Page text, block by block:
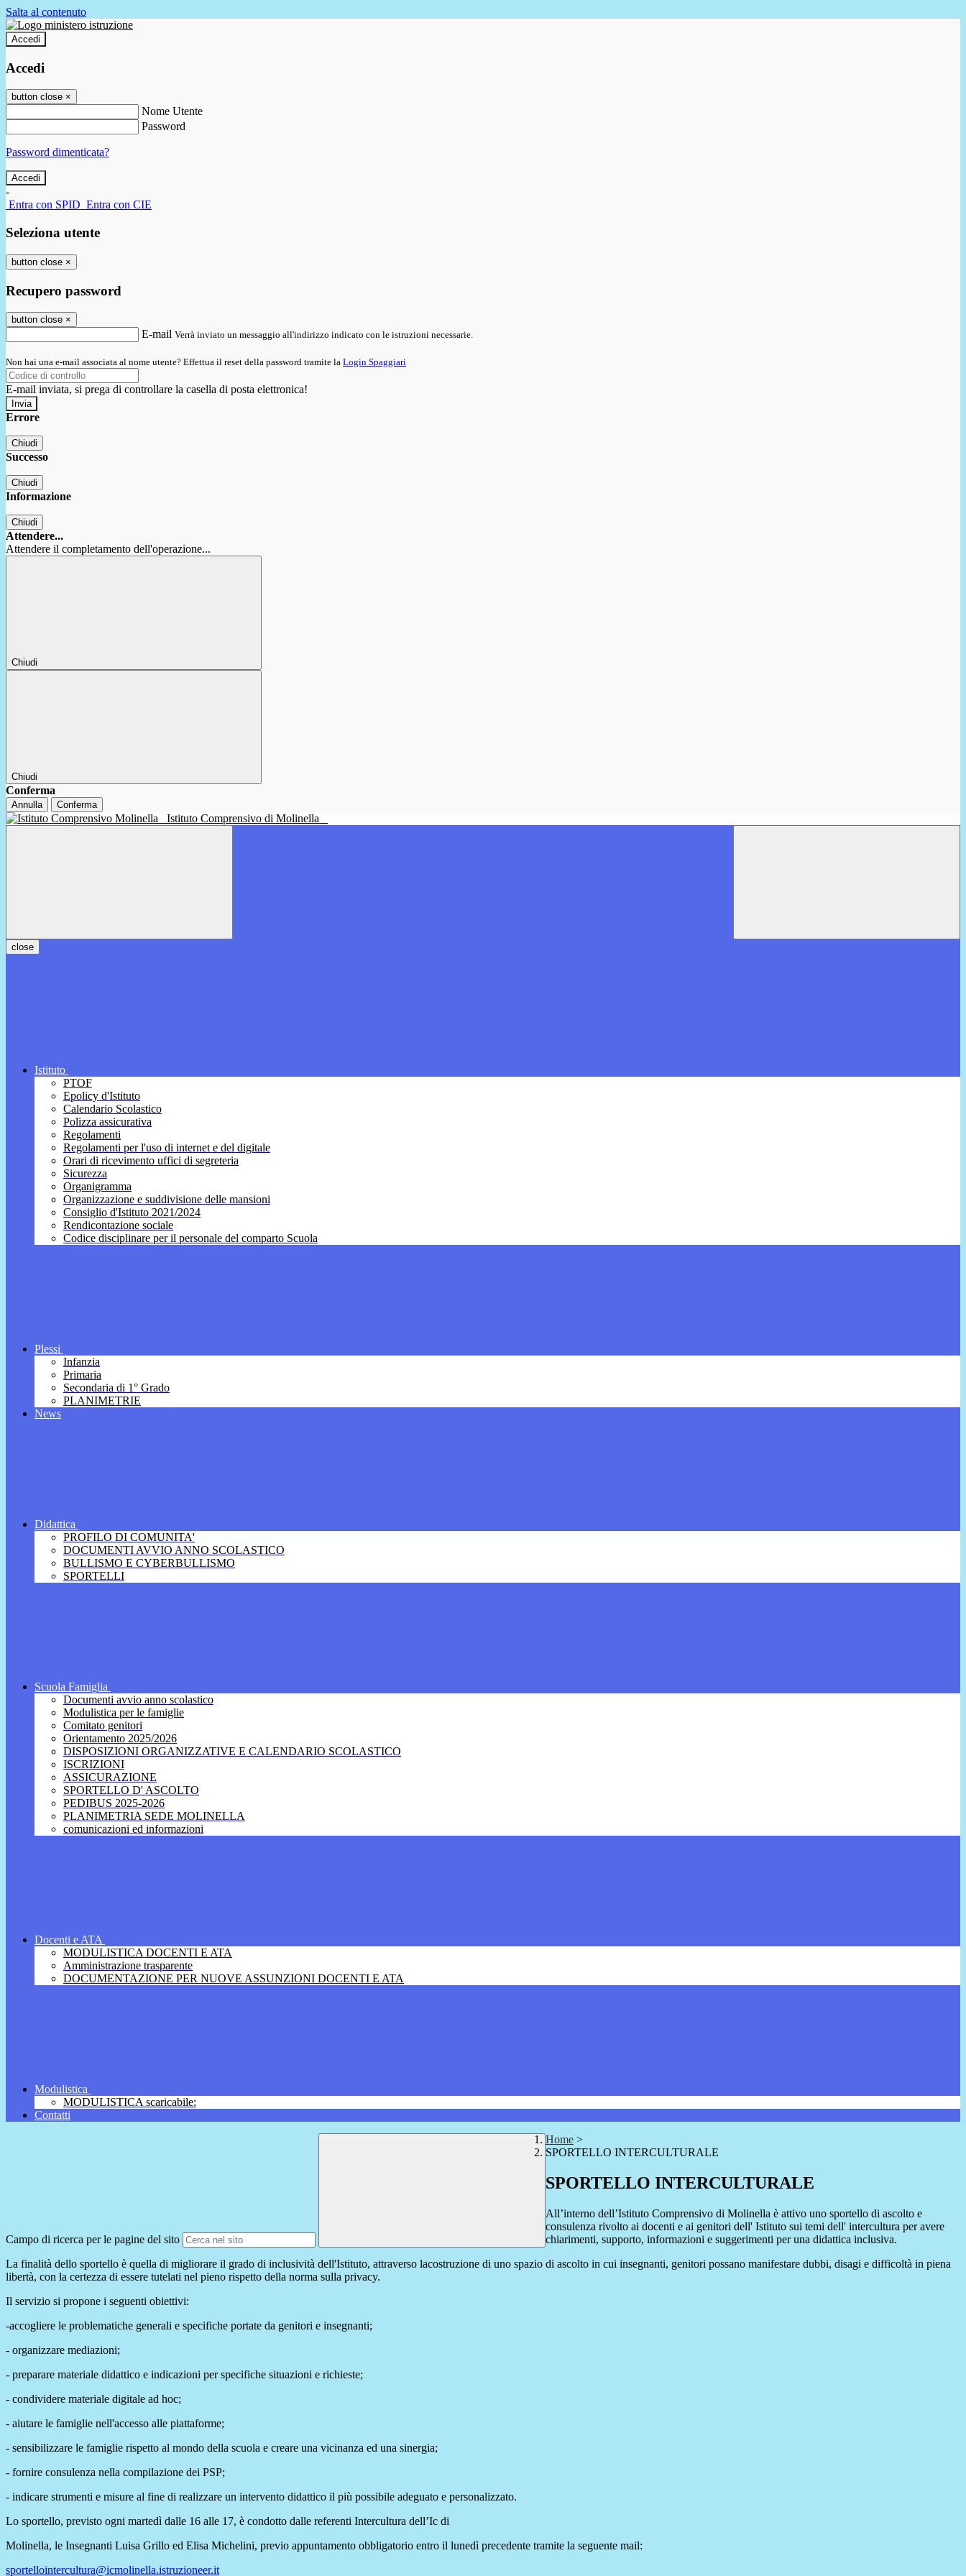
Salta al contenuto
Accedi
Accedi
button close ×
Nome Utente
Password
Password dimenticata?
-
Entra con SPID Entra con CIE
Seleziona utente
button close ×
Recupero password
button close ×
E-mail Verrà inviato un messaggio all'indirizzo indicato con le istruzioni necessarie.
Non hai una e-mail associata al nome utente? Effettua il reset della password tramite la Login Spaggiari
E-mail inviata, si prega di controllare la casella di posta elettronica!
Errore
Chiudi
Successo
Chiudi
Informazione
Chiudi
Attendere...
Attendere il completamento dell'operazione...
Chiudi
Chiudi
Conferma
Annulla Conferma
Istituto Comprensivo di Molinella
close
Istituto
PTOF
Epolicy d'Istituto
Calendario Scolastico
Polizza assicurativa
Regolamenti
Regolamenti per l'uso di internet e del digitale
Orari di ricevimento uffici di segreteria
Sicurezza
Organigramma
Organizzazione e suddivisione delle mansioni
Consiglio d'Istituto 2021/2024
Rendicontazione sociale
Codice disciplinare per il personale del comparto Scuola
Plessi
Infanzia
Primaria
Secondaria di 1° Grado
PLANIMETRIE
News
Didattica
PROFILO DI COMUNITA'
DOCUMENTI AVVIO ANNO SCOLASTICO
BULLISMO E CYBERBULLISMO
SPORTELLI
Scuola Famiglia
Documenti avvio anno scolastico
Modulistica per le famiglie
Comitato genitori
Orientamento 2025/2026
DISPOSIZIONI ORGANIZZATIVE E CALENDARIO SCOLASTICO
ISCRIZIONI
ASSICURAZIONE
SPORTELLO D' ASCOLTO
PEDIBUS 2025-2026
PLANIMETRIA SEDE MOLINELLA
comunicazioni ed informazioni
Docenti e ATA
MODULISTICA DOCENTI E ATA
Amministrazione trasparente
DOCUMENTAZIONE PER NUOVE ASSUNZIONI DOCENTI E ATA
Modulistica
MODULISTICA scaricabile:
Contatti
Campo di ricerca per le pagine del sito
Home >
SPORTELLO INTERCULTURALE
SPORTELLO INTERCULTURALE
All’interno dell’Istituto Comprensivo di Molinella è attivo uno sportello di ascolto e
consulenza rivolto ai docenti e ai genitori dell' Istituto sui temi dell' intercultura per avere
chiarimenti, supporto, informazioni e suggerimenti per una didattica inclusiva.
La finalità dello sportello è quella di migliorare il grado di inclusività dell'Istituto, attraverso lacostruzione di uno spazio di ascolto in cui insegnanti, genitori possano manifestare dubbi, disagi e difficoltà in piena
libertà, con la certezza di essere tutelati nel pieno rispetto della norma sulla privacy.
Il servizio si propone i seguenti obiettivi:
-accogliere le problematiche generali e specifiche portate da genitori e insegnanti;
- organizzare mediazioni;
- preparare materiale didattico e indicazioni per specifiche situazioni e richieste;
- condividere materiale digitale ad hoc;
- aiutare le famiglie nell'accesso alle piattaforme;
- sensibilizzare le famiglie rispetto al mondo della scuola e creare una vicinanza ed una sinergia;
- fornire consulenza nella compilazione dei PSP;
- indicare strumenti e misure al fine di realizzare un intervento didattico il più possibile adeguato e personalizzato.
Lo sportello, previsto ogni martedì dalle 16 alle 17, è condotto dalle referenti Intercultura dell’Ic di
Molinella, le Insegnanti Luisa Grillo ed Elisa Michelini, previo appuntamento obbligatorio entro il lunedì precedente tramite la seguente mail:
sportellointercultura@icmolinella.istruzioneer.it